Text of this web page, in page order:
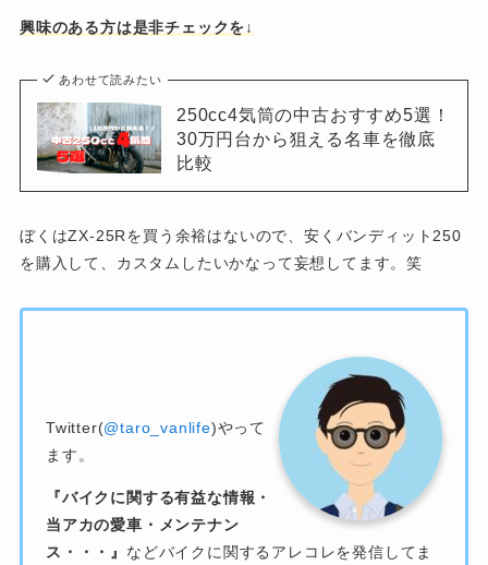
興味のある方は是非チェックを↓
あわせて読みたい
250cc4気筒の中古おすすめ5選！
30万円台から狙える名車を徹底
比較
ぼくはZX-25Rを買う余裕はないので、安くバンディット250
を購入して、カスタムしたいかなって妄想してます。笑
Twitter(@taro_vanlife)やって
ます。
『バイクに関する有益な情報・
当アカの愛車・メンテナン
ス・・・』 などバイクに関するアレコレを発信してま